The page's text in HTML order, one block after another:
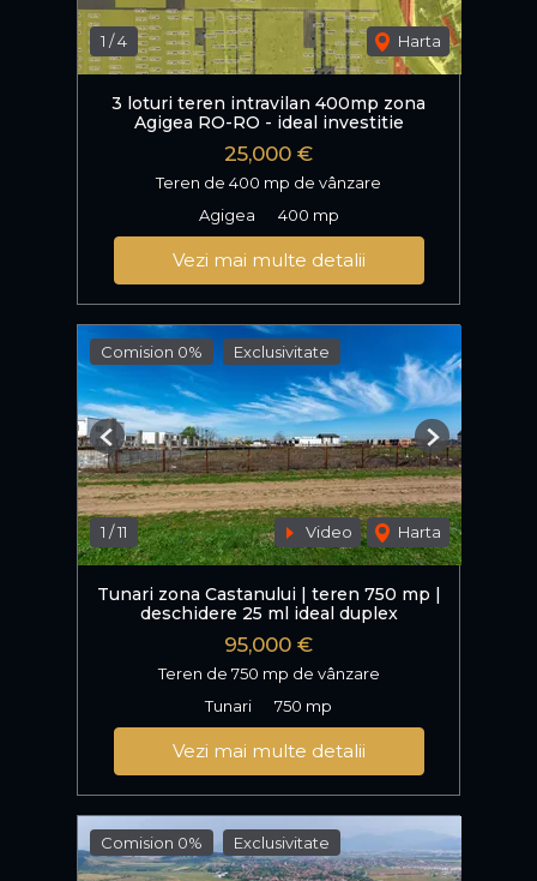
1 /4 Harta
3 loturi teren intravilan 400mp zona
Agigea RO-RO - ideal investitie
25,000 €
Teren de 400 mp de vânzare
Agigea
400 mp
Vezi mai multe detalii
Comision 0% Exclusivitate
1 /11 Video Harta
Previous Next
Tunari zona Castanului | teren 750 mp |
deschidere 25 ml ideal duplex
95,000 €
Teren de 750 mp de vânzare
Tunari
750 mp
Vezi mai multe detalii
Comision 0% Exclusivitate